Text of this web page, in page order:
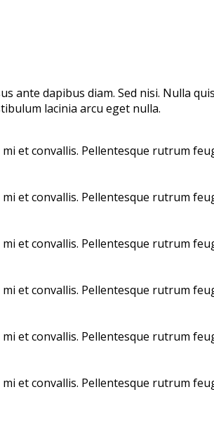
ante dapibus diam. Sed nisi. Nulla
lacinia arcu eget nulla.
et convallis. Pellentesque rutrum
et convallis. Pellentesque rutrum
et convallis. Pellentesque rutrum
et convallis. Pellentesque rutrum
et convallis. Pellentesque rutrum
et convallis. Pellentesque rutrum